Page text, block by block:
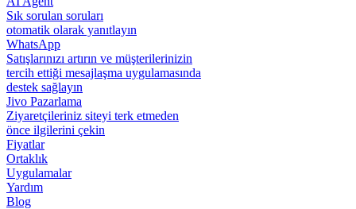
Sık sorulan soruları
otomatik olarak yanıtlayın
WhatsApp
Satışlarınızı artırın ve müşterilerinizin
tercih ettiği mesajlaşma uygulamasında
destek sağlayın
Jivo Pazarlama
Ziyaretçileriniz siteyi terk etmeden
önce ilgilerini çekin
Fiyatlar
Ortaklık
Uygulamalar
Yardım
Blog